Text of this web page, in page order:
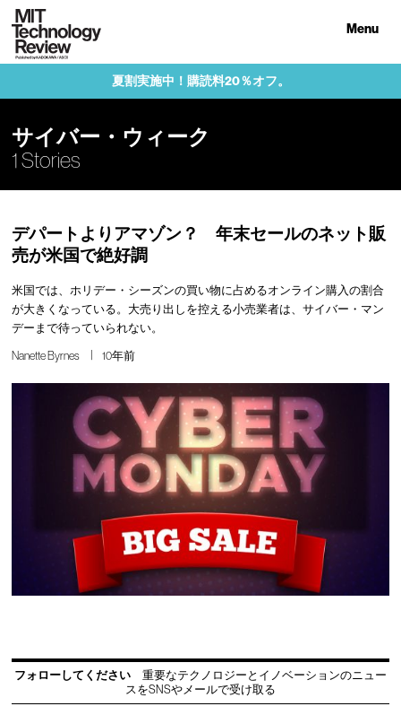
Menu
夏割実施中！購読料20％オフ。
サイバー・ウィーク
1 Stories
デパートよりアマゾン？ 年末セールのネット販
売が米国で絶好調
米国では、ホリデー・シーズンの買い物に占めるオンライン購入の割合
が大きくなっている。大売り出しを控える小売業者は、サイバー・マン
デーまで待っていられない。
Nanette Byrnes 10年前
フォローしてください
重要なテクノロジーとイノベーションのニュー
スをSNSやメールで受け取る